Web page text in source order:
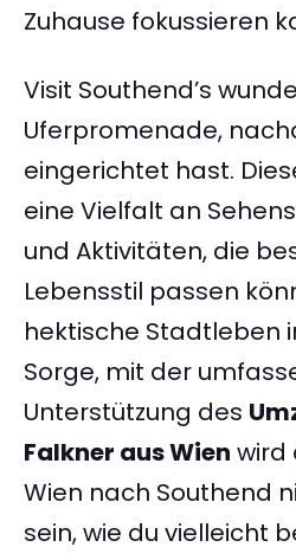
Zuhause fokussieren
Visit Southend’s
Uferpromenade,
eingerichtet hast.
eine Vielfalt an
und Aktivitäten, die
Lebensstil passen
hektische Stadtleben
Sorge, mit der
Unterstützung des
Falkner aus Wien wird
Wien nach Southend
sein, wie du vielleicht